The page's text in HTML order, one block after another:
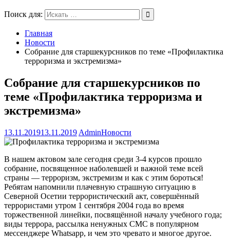
Поиск для:
Главная
Новости
Собрание для старшекурсников по теме «Профилактика
терроризма и экстремизма»
Собрание для старшекурсников по
теме «Профилактика терроризма и
экстремизма»
13.11.201913.11.2019 AdminНовости
В нашем актовом зале сегодня среди 3-4 курсов прошло
собрание, посвященное наболевшей и важной теме всей
страны — терроризм, экстремизм и как с этим бороться!
Ребятам напомнили плачевную страшную ситуацию в
Северной Осетии террористический акт, совершённый
террористами утром 1 сентября 2004 года во время
торжественной линейки, посвящённой началу учебного года;
виды террора, рассылка ненужных СМС в популярном
мессенджере Whatsapp, и чем это чревато и многое другое.